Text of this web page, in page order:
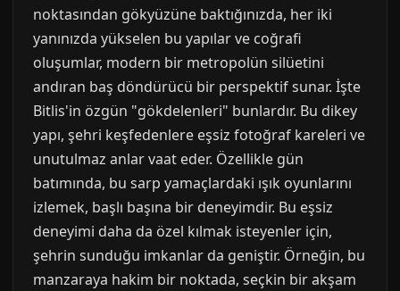
noktasından gökyüzüne baktığınızda, her iki
yanınızda yükselen bu yapılar ve coğrafi
oluşumlar, modern bir metropolün silüetini
andıran baş döndürücü bir perspektif sunar. İşte
Bitlis'in özgün "gökdelenleri" bunlardır. Bu dikey
yapı, şehri keşfedenlere eşsiz fotoğraf kareleri ve
unutulmaz anlar vaat eder. Özellikle gün
batımında, bu sarp yamaçlardaki ışık oyunlarını
izlemek, başlı başına bir deneyimdir. Bu eşsiz
deneyimi daha da özel kılmak isteyenler için,
şehrin sunduğu imkanlar da geniştir. Örneğin, bu
manzaraya hakim bir noktada, seçkin bir akşam